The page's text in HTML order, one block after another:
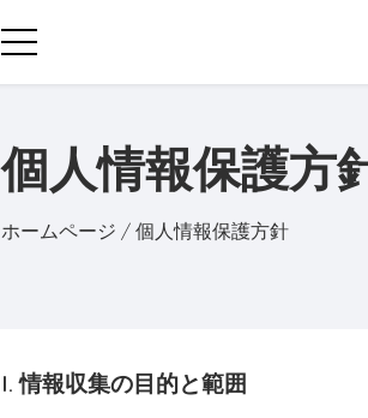
個人情報保護方
ホームページ / 個人情報保護方針
I. 情報収集の目的と範囲